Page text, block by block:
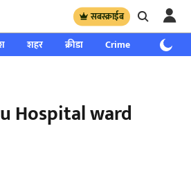
सबस्क्राईब
शहर क्रीडा Crime साप्ताहिक
Hospital ward